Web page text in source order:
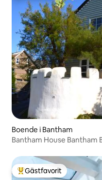
Boende i Bantham
Bantham House Bantham
Populär gästfavorit
Gästfavorit